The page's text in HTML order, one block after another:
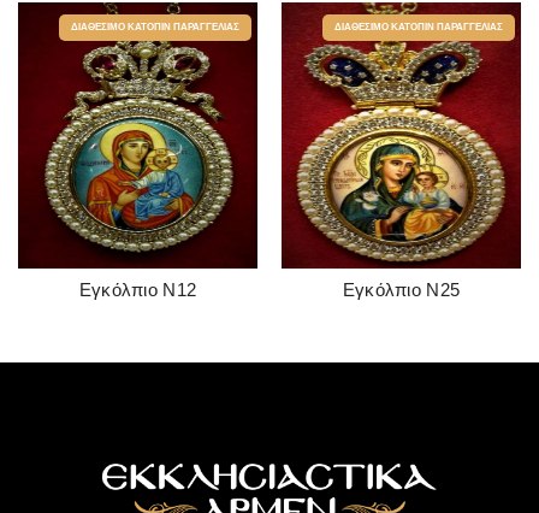
ΔΙΑΘΈΣΙΜΟ ΚΑΤΌΠΙΝ ΠΑΡΑΓΓΕΛΊΑΣ
READ MORE
Εγκόλπιο Ν12
ΔΙΑΘΈΣΙΜΟ ΚΑΤΌΠΙΝ ΠΑΡΑΓΓΕΛΊΑΣ
READ MORE
Εγκόλπιο Ν25